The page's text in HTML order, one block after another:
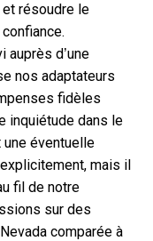
résoudre le
auprès d’une
nos adaptateurs
fidèles
inquiétude dans le
une éventuelle
mais il
fil de notre
sur des
comparée à